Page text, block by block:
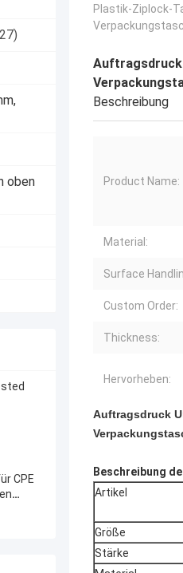
oben
CPE
Plastik-Ziplock-
Auftragsdruck
Beschreibung
Product Name:
Material:
Surface
Custom Order:
Thickness:
Hervorheben:
Auftragsdruck
Beschreibung
Artikel
Größe
Stärke